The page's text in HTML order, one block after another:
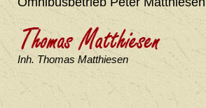
Inh. Thomas Matthiesen